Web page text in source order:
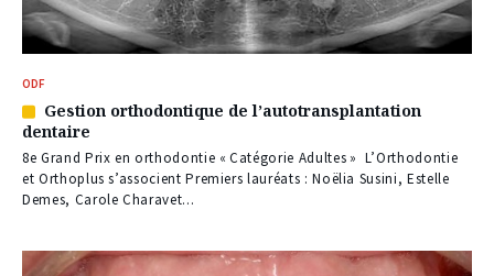
ODF
Article
réservé
à
nos
abonnés
Gestion orthodontique de l’autotransplantation
dentaire
8e Grand Prix en orthodontie « Catégorie Adultes » L’Orthodontie
et Orthoplus s’associent Premiers lauréats : Noëlia Susini, Estelle
Demes, Carole Charavet...